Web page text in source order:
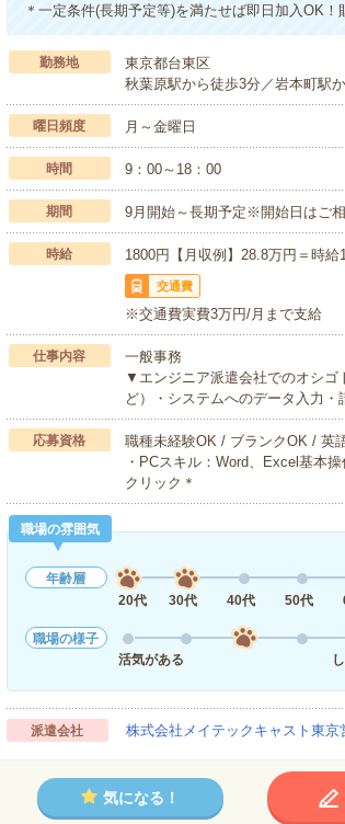
＊一定条件(長期予定等)を満たせば即日加入OK
勤務地
東京都台東区
秋葉原駅から徒歩3分／岩本町駅
曜日頻度 月～金曜日
時間 9：00～18：00
期間 9月開始～長期予定※開始日はご相
時給 1800円【月収例】28.8万円＝時給
交通費
※交通費実費3万円/月まで支給
仕事内容
一般事務
▼エンジニア派遣会社でのオシゴ
ど）・システムへのデータ入力
応募資格
職種未経験OK / ブランクOK / 英
・PCスキル：Word、Excel基本
クリック＊
職場の雰囲気
年齢層
20代
30代 40代 50代
職場の様子
活気がある
派遣会社 株式会社メイテックキャスト東京
気になる！